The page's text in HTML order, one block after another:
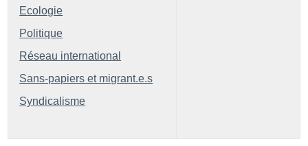
Ecologie
Politique
Réseau international
Sans-papiers et migrant.e.s
Syndicalisme